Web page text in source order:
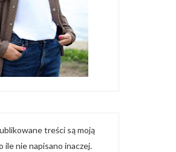
treści są moją
ile nie napisano inaczej.